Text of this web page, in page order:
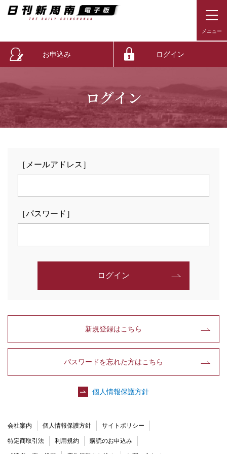
お申込み ログイン
ログイン
［メールアドレス］
［パスワード］
ログイン
新規登録はこちら
パスワードを忘れた方はこちら
個人情報保護方針
会社案内 個人情報保護方針 サイトポリシー
特定商取引法 利用規約 購読のお申込み